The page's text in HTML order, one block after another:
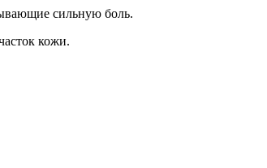
сильную боль.
кожи.